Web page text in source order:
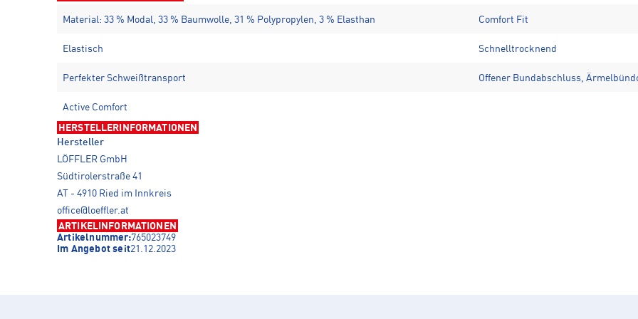
Material: 33 % Modal, 33 % Baumwolle, 31 % Polypropylen, 3 % Elasthan Comfort Fit
Elastisch Schnelltrocknend
Perfekter Schweißtransport Offener Bundabschluss,
Active Comfort
HERSTELLERINFORMATIONEN
Hersteller
LÖFFLER GmbH
Südtirolerstraße 41
AT - 4910 Ried im Innkreis
office@loeffler.at
ARTIKELINFORMATIONEN
Artikelnummer:765023749
Im Angebot seit21.12.2023